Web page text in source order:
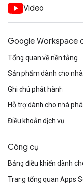
Video
Google Workspace
Tổng quan về nền tảng
Sản phẩm dành cho
Ghi chú phát hành
Hỗ trợ dành cho nhà
Điều khoản dịch vụ
Công cụ
Bảng điều khiển dành
Trang tổng quan Apps